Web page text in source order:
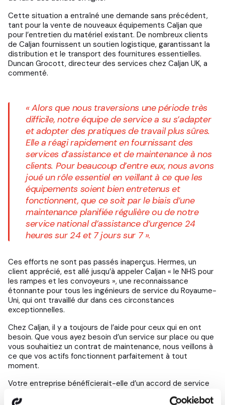
Cette situation a entraîné une demande sans précédent,
tant pour la vente de nouveaux équipements Caljan que
pour l’entretien du matériel existant. De nombreux clients
de Caljan fournissent un soutien logistique, garantissant la
distribution et le transport des fournitures essentielles.
Duncan Grocott, directeur des services chez Caljan UK, a
commenté.
« Alors que nous traversions une période très
difficile, notre équipe de service a su s’adapter
et adopter des pratiques de travail plus sûres.
Elle a réagi rapidement en fournissant des
services d’assistance et de maintenance à nos
clients. Pour beaucoup d’entre eux, nous avons
joué un rôle essentiel en veillant à ce que les
équipements soient bien entretenus et
fonctionnent, que ce soit par le biais d’une
maintenance planifiée régulière ou de notre
service national d’assistance d’urgence 24
heures sur 24 et 7 jours sur 7 ».
Ces efforts ne sont pas passés inaperçus. Hermes, un
client apprécié, est allé jusqu’à appeler Caljan « le NHS pour
les rampes et les convoyeurs », une reconnaissance
étonnante pour tous les ingénieurs de service du Royaume-
Uni, qui ont travaillé dur dans ces circonstances
exceptionnelles.
Chez Caljan, il y a toujours de l’aide pour ceux qui en ont
besoin. Que vous ayez besoin d’un service sur place ou que
vous souhaitiez un contrat de maintenance, nous veillons à
ce que vos actifs fonctionnent parfaitement à tout
moment.
Votre entreprise bénéficierait-elle d’un accord de service